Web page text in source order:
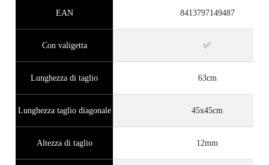
EAN 8413797149487
Con valigetta ✅
Lunghezza di taglio 63cm
Lunghezza taglio diagonale 45x45cm
Altezza di taglio 12mm